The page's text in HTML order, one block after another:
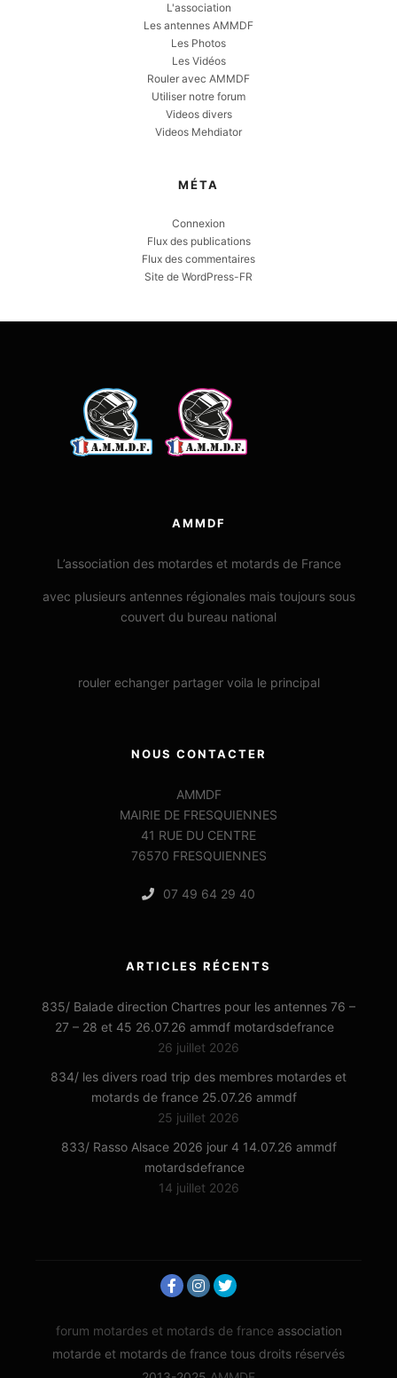
L'association
Les antennes AMMDF
Les Photos
Les Vidéos
Rouler avec AMMDF
Utiliser notre forum
Videos divers
Videos Mehdiator
MÉTA
Connexion
Flux des publications
Flux des commentaires
Site de WordPress-FR
AMMDF
L’association des motardes et motards de France
avec plusieurs antennes régionales mais toujours sous
couvert du bureau national
rouler echanger partager voila le principal
NOUS CONTACTER
AMMDF
MAIRIE DE FRESQUIENNES
41 RUE DU CENTRE
76570 FRESQUIENNES
07 49 64 29 40
ARTICLES RÉCENTS
835/ Balade direction Chartres pour les antennes 76 –
27 – 28 et 45 26.07.26 ammdf motardsdefrance
26 juillet 2026
834/ les divers road trip des membres motardes et
motards de france 25.07.26 ammdf
25 juillet 2026
833/ Rasso Alsace 2026 jour 4 14.07.26 ammdf
motardsdefrance
14 juillet 2026
forum motardes et motards de france association
motarde et motards de france tous droits réservés